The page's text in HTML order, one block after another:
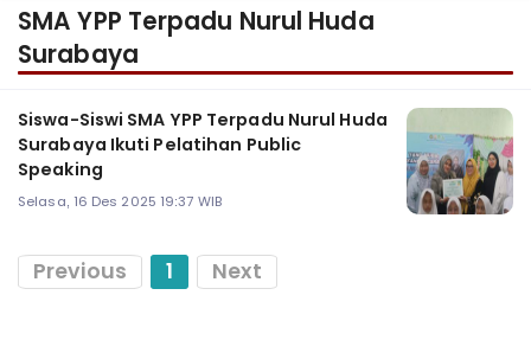
SMA YPP Terpadu Nurul Huda
Surabaya
Siswa-Siswi SMA YPP Terpadu Nurul Huda
Surabaya Ikuti Pelatihan Public
Speaking
Selasa, 16 Des 2025 19:37 WIB
Previous 1 Next